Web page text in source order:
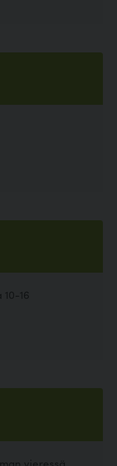
16
vieressä.